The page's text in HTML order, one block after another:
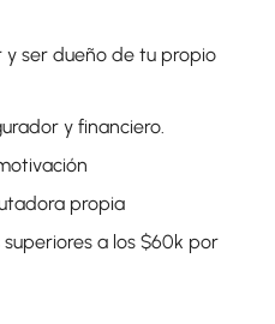
ser dueño de tu propio
y financiero.
propia
a los $60k por